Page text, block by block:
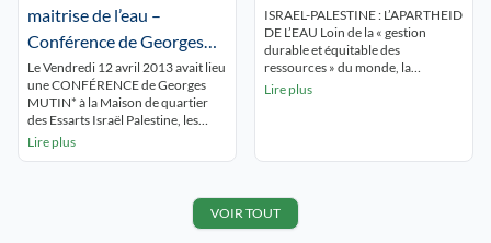
maitrise de l’eau –
Conférence de Georges
MUTIN
Le Vendredi 12 avril 2013 avait lieu
une CONFÉRENCE de Georges
MUTIN* à la Maison de quartier
des Essarts Israël Palestine, les
enjeux territoriaux liés à la maitrise
La maison des Essarts sur le thème
Lire plus
ISRAEL-PALESTINE : L’APARTHEID
DE L’EAU Loin de la « gestion
durable et équitable des
ressources » du monde, la
politique de l’eau en Israël n’est ni
d’eau […]
Lire plus
VOIR TOUT